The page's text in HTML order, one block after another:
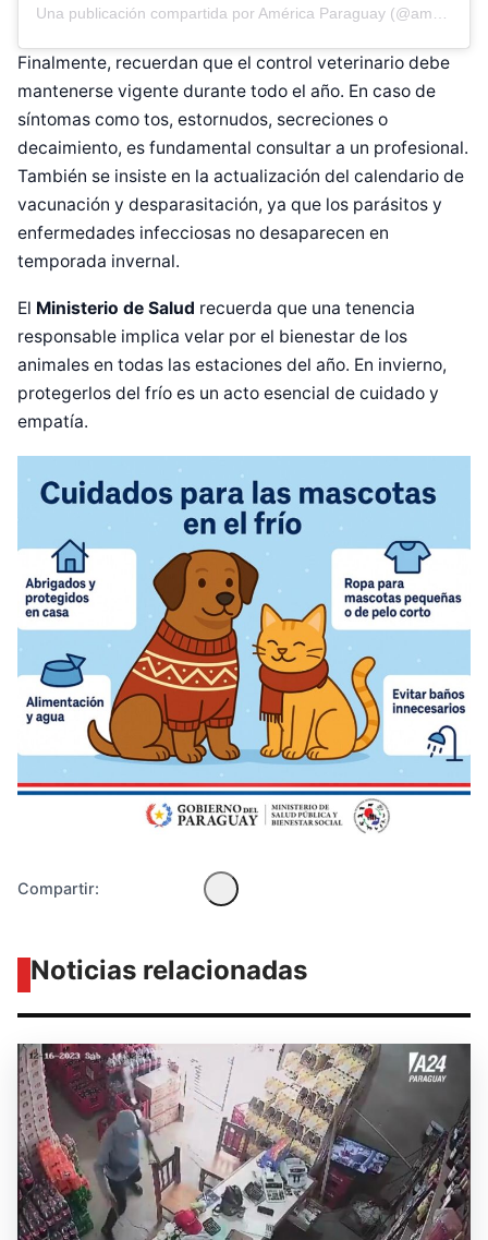
Finalmente, recuerdan que el control veterinario debe
mantenerse vigente durante todo el año. En caso de
síntomas como tos, estornudos, secreciones o
decaimiento, es fundamental consultar a un profesional.
También se insiste en la actualización del calendario de
vacunación y desparasitación, ya que los parásitos y
enfermedades infecciosas no desaparecen en
temporada invernal.
El Ministerio de Salud recuerda que una tenencia
responsable implica velar por el bienestar de los
animales en todas las estaciones del año. En invierno,
protegerlos del frío es un acto esencial de cuidado y
empatía.
Compartir:
Diseñado por Shiro
Noticias relacionadas